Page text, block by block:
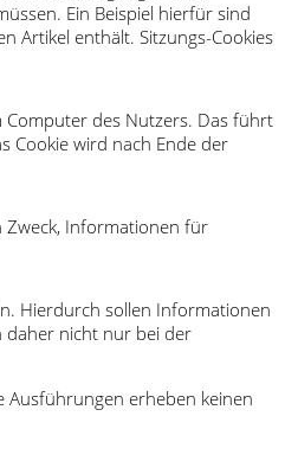
Ein Beispiel hierfür sind
Artikel enthält. Sitzungs-Cookies
des Nutzers. Das führt
Cookie wird nach Ende der
Zweck, Informationen für
Hierdurch sollen Informationen
daher nicht nur bei der
Ausführungen erheben keinen